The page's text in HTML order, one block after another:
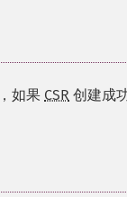
，如果 CSR 创建成